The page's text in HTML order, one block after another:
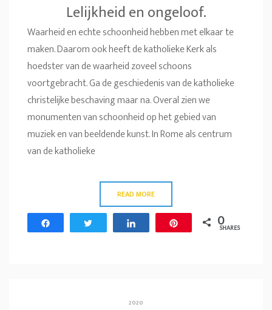
Lelijkheid en ongeloof.
Waarheid en echte schoonheid hebben met elkaar te
maken. Daarom ook heeft de katholieke Kerk als
hoedster van de waarheid zoveel schoons
voortgebracht. Ga de geschiedenis van de katholieke
christelijke beschaving maar na. Overal zien we
monumenten van schoonheid op het gebied van
muziek en van beeldende kunst. In Rome als centrum
van de katholieke
READ MORE
0
SHARES
2020